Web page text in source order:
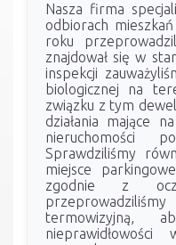
Nasza firma
odbiorach
roku
znajdował się w
inspekcji
biologicznej na
związku z tym
działania mające
nieruchomości
Sprawdziliśmy
miejsce
zgodnie z
termowizyjną,